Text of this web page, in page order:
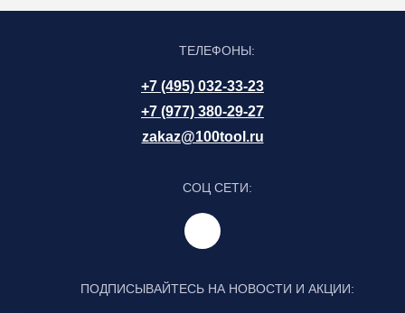
ТЕЛЕФОНЫ:
+7 (495) 032-33-23
+7 (977) 380-29-27
zakaz@100tool.ru
СОЦ СЕТИ:
ПОДПИСЫВАЙТЕСЬ НА НОВОСТИ И АКЦИИ: